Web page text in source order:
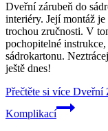
Dveřní zárubeň do
interiéry. Její montáž
trochou zručnosti. V
pochopitelné
sádrokartonu.
ještě dnes!
Přečtěte si více Dveřní
Komplikací